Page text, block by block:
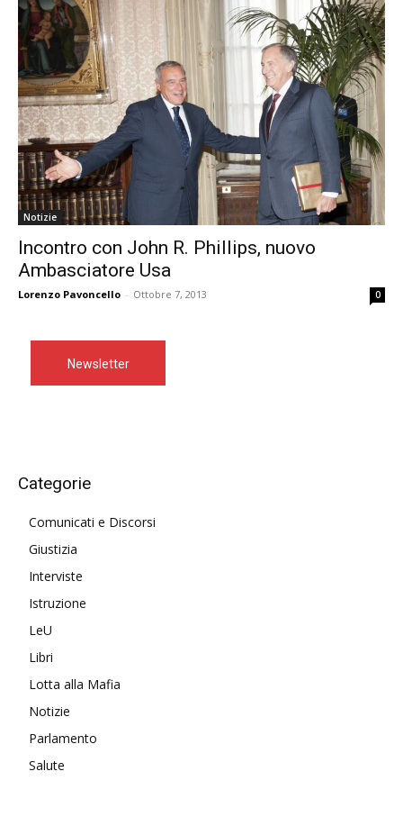
Notizie
Incontro con John R. Phillips, nuovo
Ambasciatore Usa
Lorenzo Pavoncello - Ottobre 7, 2013 0
Newsletter
Categorie
Comunicati e Discorsi
Giustizia
Interviste
Istruzione
LeU
Libri
Lotta alla Mafia
Notizie
Parlamento
Salute